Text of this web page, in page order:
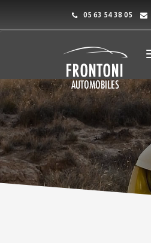
05 63 54 38 05